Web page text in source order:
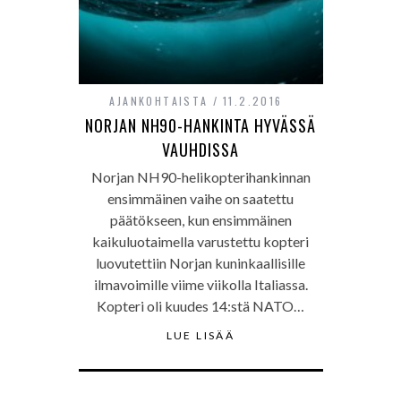
AJANKOHTAISTA 11.2.2016
NORJAN NH90-HANKINTA HYVÄSSÄ
VAUHDISSA
Norjan NH90-helikopterihankinnan
ensimmäinen vaihe on saatettu
päätökseen, kun ensimmäinen
kaikuluotaimella varustettu kopteri
luovutettiin Norjan kuninkaallisille
ilmavoimille viime viikolla Italiassa.
Kopteri oli kuudes 14:stä NATO…
LUE LISÄÄ